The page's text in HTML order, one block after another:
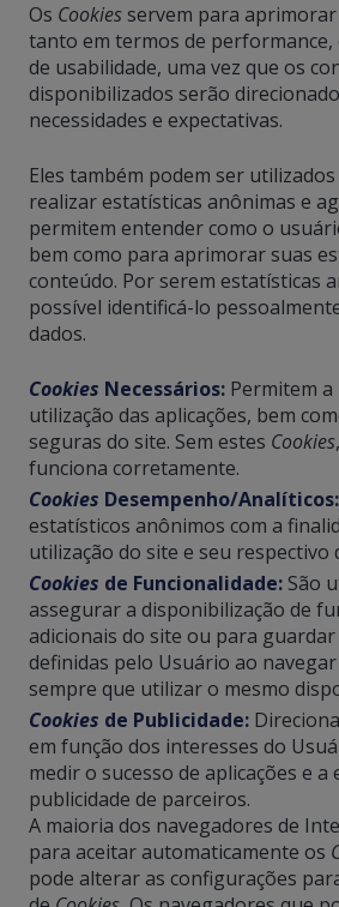
Os Cookiesservem para
tanto em termos de performance,
de usabilidade, uma vez que os
disponibilizados serão
necessidades e expectativas.
Eles também podem ser
realizar estatísticas anônimas e
permitem entender como o
bem como para aprimorar suas
conteúdo. Por serem estatísticas
possível identificá-lo
dados.
Cookies Necessários: Permitem a
utilização das aplicações, bem
seguras do site. Sem estes Cookies
funciona corretamente.
Cookies Desempenho/Analíticos:
estatísticos anônimos com a
utilização do site e seu respectivo
Cookies de Funcionalidade: São
assegurar a disponibilização de
adicionais do site ou para
definidas pelo Usuário ao
sempre que utilizar o mesmo
Cookies de Publicidade:
em função dos interesses do
medir o sucesso de aplicações e a
publicidade de parceiros.
A maioria dos navegadores de
para aceitar automaticamente os
pode alterar as configurações